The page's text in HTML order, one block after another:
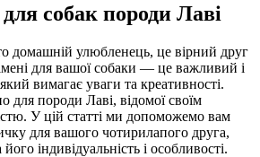
собак породи Лаві
домашній улюбленець, це вірний друг
для вашої собаки — це важливий і
вимагає уваги та креативності.
для породи Лаві, відомої своїм
У цій статті ми допоможемо вам
для вашого чотирилапого друга,
індивідуальність і особливості.